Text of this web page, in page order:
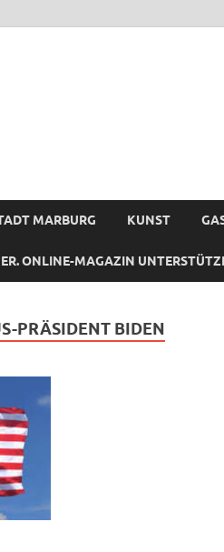
MARBURG KUNST
ONLINE-MAGAZIN
PRÄSIDENT BIDEN